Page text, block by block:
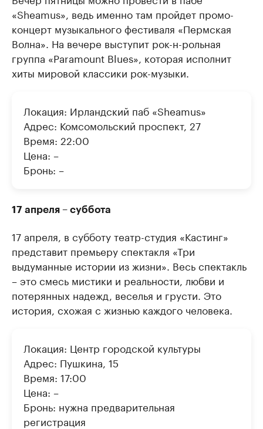
«Sheamus», ведь именно там пройдет промо-
концерт музыкального фестиваля «Пермская
Волна». На вечере выступит рок-н-рольная
группа «Paramount Blues», которая исполнит
хиты мировой классики рок-музыки.
Локация: Ирландский паб «Sheamus»
Адрес: Комсомольский проспект, 27
Время: 22:00
Цена: –
Бронь: –
17 апреля – суббота
17 апреля, в субботу театр-студия «Кастинг»
представит премьеру спектакля «Три
выдуманные истории из жизни». Весь спектакль
– это смесь мистики и реальности, любви и
потерянных надежд, веселья и грусти. Это
история, схожая с жизнью каждого человека.
Локация: Центр городской культуры
Адрес: Пушкина, 15
Время: 17:00
Цена: –
Бронь: нужна предварительная
регистрация